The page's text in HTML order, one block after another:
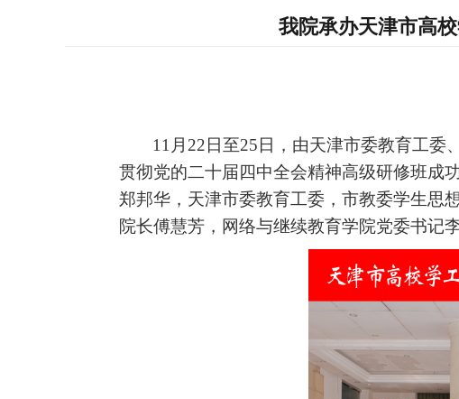
我院承办天津市高
11 月 22 日至25 日， 由天津市委教育工委
贯彻党的二十届四中全会精神高级研修班成
郑邦华 ， 天津市委教育工委 ， 市教委学生思
院长傅慧芳，网络与继续教育学院党委书记